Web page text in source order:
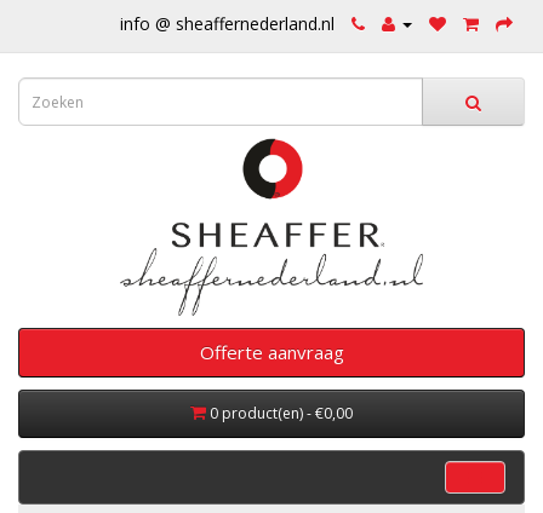
info @ sheaffernederland.nl
Offerte aanvraag
0 product(en) - €0,00